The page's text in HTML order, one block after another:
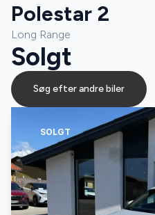
SOLGT
Polestar 2
Long Range
Solgt
Søg efter andre biler